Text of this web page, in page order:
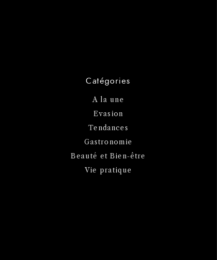
Catégories
A la une
Evasion
Tendances
Gastronomie
Beauté et Bien-être
Vie pratique